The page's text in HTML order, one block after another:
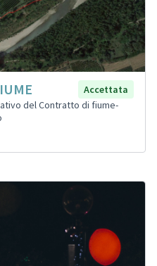
Accettata
del Contratto di fiume-